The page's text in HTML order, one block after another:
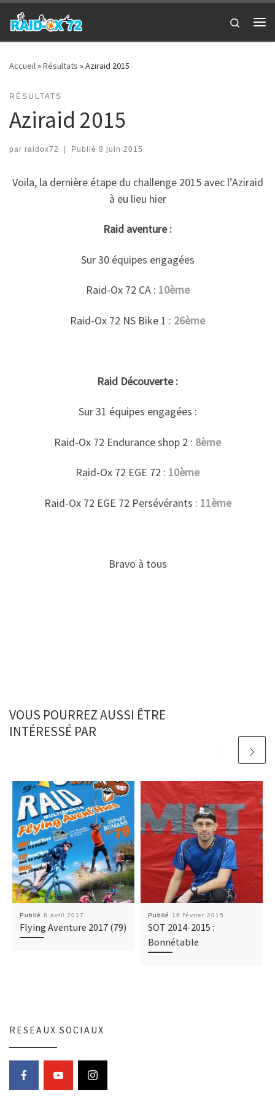
Passer au contenu
Search
Accueil»Résultats »Aziraid 2015
RÉSULTATS
Aziraid 2015
par raidox72 | Publié 8 juin 2015
Voila, la dernière étape du challenge 2015 avec l’Aziraid
à eu lieu hier
Raid aventure :
Sur 30 équipes engagées
Raid-Ox 72 CA : 10ème
Raid-Ox 72 NS Bike 1 : 26ème
Raid Découverte :
Sur 31 équipes engagées :
Raid-Ox 72 Endurance shop 2 : 8ème
Raid-Ox 72 EGE 72 : 10ème
Raid-Ox 72 EGE 72 Persévérants : 11ème
Bravo à tous
VOUS POURREZ AUSSI ÊTRE
INTÉRESSÉ PAR
Publié 8 avril 2017
Flying Aventure 2017 (79)
Publié 16 février 2015
SOT 2014-2015 :
Bonnétable
RESEAUX SOCIAUX